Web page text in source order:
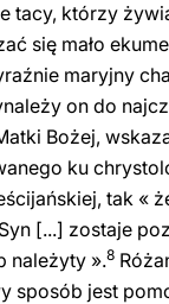
tacy, którzy
się mało
maryjny
on do
Bożej,
ku
tak «
[...] zostaje
należyty ».8
sposób jest